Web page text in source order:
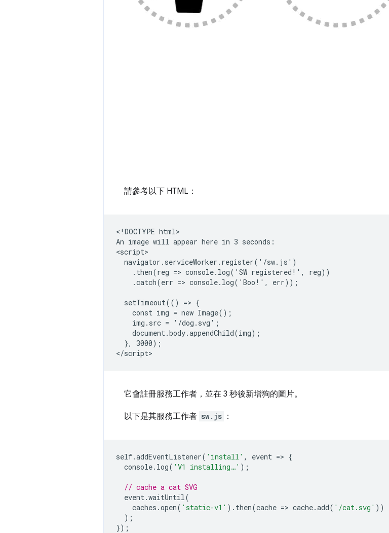
請參考以下 HTML：
<!DOCTYPE html>
An image will appear here in 3 seconds:
<script>
  navigator.serviceWorker.register('/sw.js')
    .then(reg => console.log('SW registered!', reg))
    .catch(err => console.log('Boo!', err));
  setTimeout(() => {
    const img = new Image();
    img.src = '/dog.svg';
    document.body.appendChild(img);
  }, 3000);
它會註冊服務工作者，並在 3 秒後新增狗的圖片。
以下是其服務工作者 sw.js ：
self.addEventListener( 'install' , event => {
console. log( 'V1 installing…' );
// cache a cat SVG
event.waitUntil(
caches .open( 'static-v1' ). then(cache => cache.add( '/cat.svg' ))
);
});